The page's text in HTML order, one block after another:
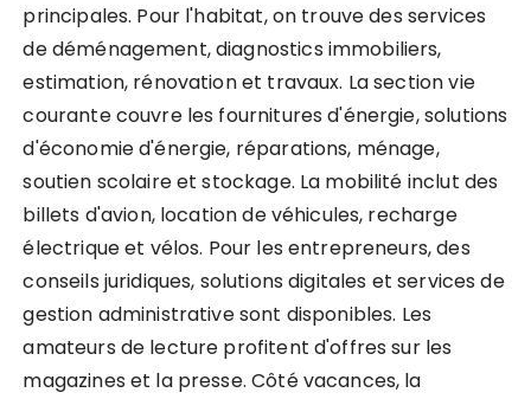
principales. Pour l'habitat, on trouve des services
de déménagement, diagnostics immobiliers,
estimation, rénovation et travaux. La section vie
courante couvre les fournitures d'énergie, solutions
d'économie d'énergie, réparations, ménage,
soutien scolaire et stockage. La mobilité inclut des
billets d'avion, location de véhicules, recharge
électrique et vélos. Pour les entrepreneurs, des
conseils juridiques, solutions digitales et services de
gestion administrative sont disponibles. Les
amateurs de lecture profitent d'offres sur les
magazines et la presse. Côté vacances, la